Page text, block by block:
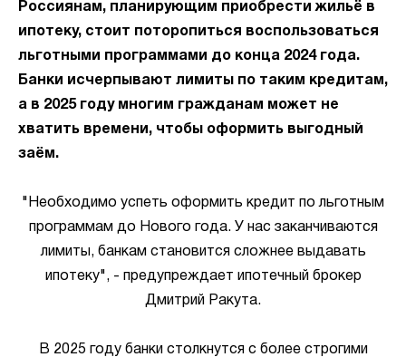
Россиянам, планирующим приобрести жильё в
ипотеку, стоит поторопиться воспользоваться
льготными программами до конца 2024 года.
Банки исчерпывают лимиты по таким кредитам,
а в 2025 году многим гражданам может не
хватить времени, чтобы оформить выгодный
заём.
"Необходимо успеть оформить кредит по льготным
программам до Нового года. У нас заканчиваются
лимиты, банкам становится сложнее выдавать
ипотеку", - предупреждает ипотечный брокер
Дмитрий Ракута.
В 2025 году банки столкнутся с более строгими